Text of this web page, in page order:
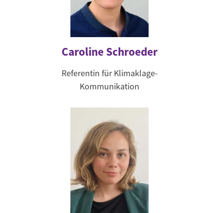
Caroline Schroeder
Referentin für Klimaklage-
Kommunikation